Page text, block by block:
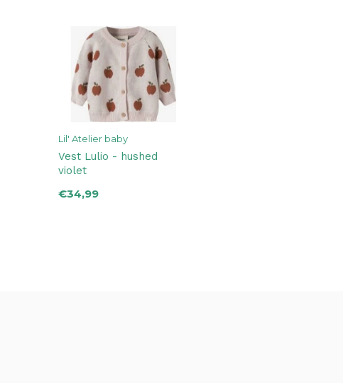
Lil' Atelier baby
Vest Lulio - hushed
violet
€34,99